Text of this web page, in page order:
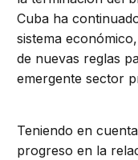
Cuba ha
sistema
de nuevas reglas
emergente sector
Teniendo en
progreso en la